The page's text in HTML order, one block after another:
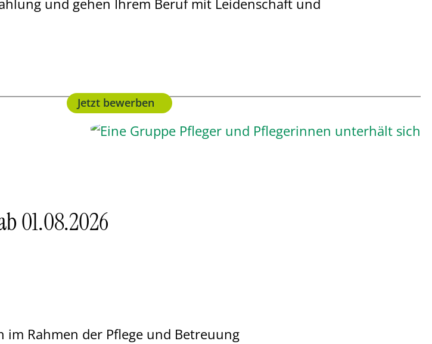
und gehen Ihrem Beruf mit Leidenschaft und
Jetzt bewerben
01.08.2026
Rahmen der Pflege und Betreuung